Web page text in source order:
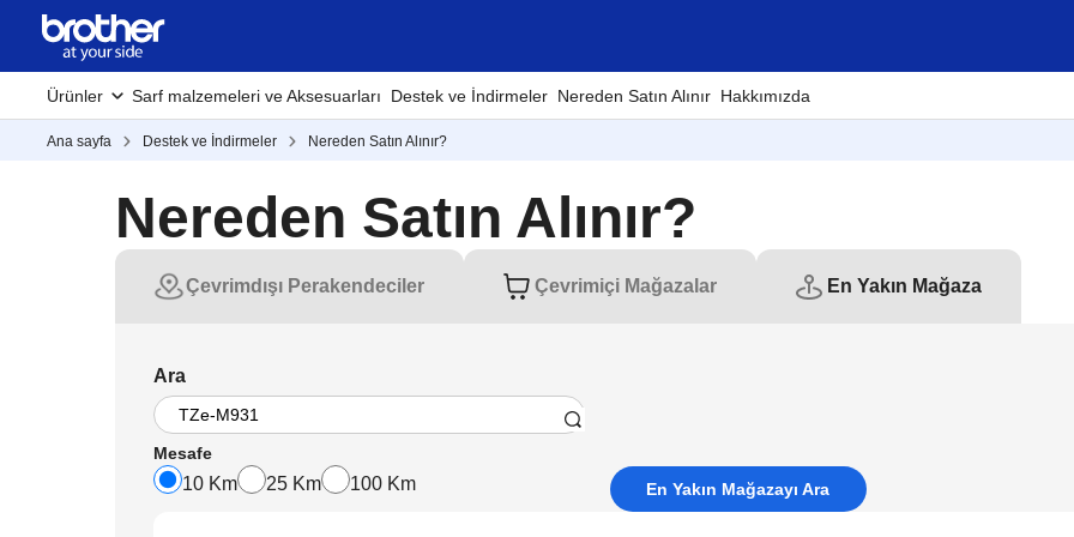
Ürünler Sarf malzemeleri ve Aksesuarları Destek ve İndirmeler Nereden Satın Alınır Hakkımızda
Ana sayfa Destek ve İndirmeler Nereden Satın Alınır?
Nereden Satın Alınır?
Çevrimdışı Perakendeciler Çevrimiçi Mağazalar En Yakın Mağaza
Ara
Mesafe
10 Km 25 Km 100 Km En Yakın Mağazayı Ara